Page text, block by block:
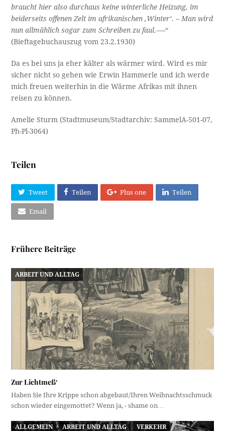
braucht hier also durchaus keine winterliche Heizung, im
beiderseits offenen Zelt im afrikanischen ‚Winter‘. – Man wird
nun allmählich sogar zum Schreiben zu faul.—-“
(Bieftagebuchauszug vom 23.2.1930)
Da es bei uns ja eher kälter als wärmer wird. Wird es mir
sicher nicht so gehen wie Erwin Hammerle und ich werde
mich freuen weiterhin in die Wärme Afrikas mit ihnen
reisen zu können.
Amelie Sturm (Stadtmuseum/Stadtarchiv: SammelA-501-07,
Ph-Pl-3064)
Teilen
Tweet Teilen Plus one Teilen
Email
Frühere Beiträge
ARBEIT UND ALLTAG
Zur Lichtmeß‘
Haben Sie Ihre Krippe schon abgebaut/Ihren Weihnachtsschmuck
schon wieder eingemottet? Wenn ja, - shame on…
ALLGEMEIN ARBEIT UND ALLTAG VERKEHR